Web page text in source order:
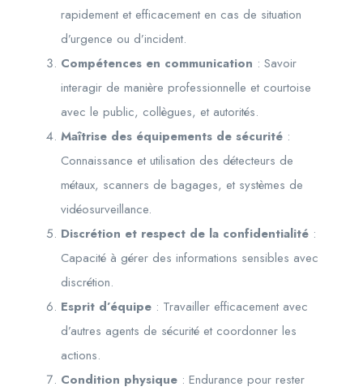
rapidement et efficacement en cas de situation
d’urgence ou d’incident.
Compétences en communication : Savoir
interagir de manière professionnelle et courtoise
avec le public, collègues, et autorités.
Maîtrise des équipements de sécurité :
Connaissance et utilisation des détecteurs de
métaux, scanners de bagages, et systèmes de
vidéosurveillance.
Discrétion et respect de la confidentialité :
Capacité à gérer des informations sensibles avec
discrétion.
Esprit d’équipe : Travailler efficacement avec
d’autres agents de sécurité et coordonner les
actions.
Condition physique : Endurance pour rester